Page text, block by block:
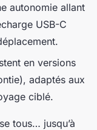
autonomie allant
USB-C
en versions
adaptés aux
ciblé.
tous… jusqu’à